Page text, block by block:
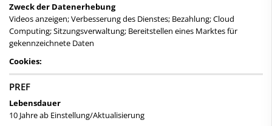
Zweck der Datenerhebung
Videos anzeigen; Verbesserung des Dienstes; Bezahlung; Cloud
Computing; Sitzungsverwaltung; Bereitstellen eines Marktes für
gekennzeichnete Daten
Cookies:
PREF
Lebensdauer
10 Jahre ab Einstellung/Aktualisierung